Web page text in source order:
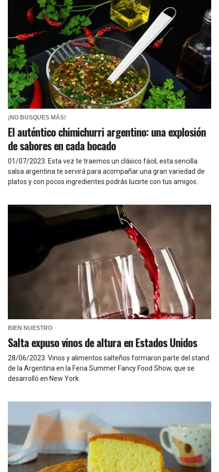
¡NO BUSQUES MÁS!
El auténtico chimichurri argentino: una explosión
de sabores en cada bocado
01/07/2023 Esta vez te traemos un clásico fácil, esta sencilla
salsa argentina te servirá para acompañar una gran variedad de
platos y con pocos ingredientes podrás lucirte con tus amigos.
BIEN NUESTRO
Salta expuso vinos de altura en Estados Unidos
28/06/2023 Vinos y alimentos salteños formaron parte del stand
de la Argentina en la Feria Summer Fancy Food Show, que se
desarrolló en New York.